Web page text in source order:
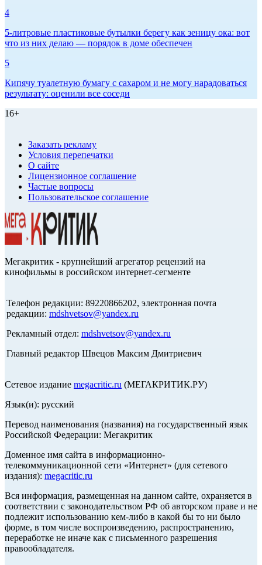
4
5-литровые пластиковые бутылки берегу как зеницу ока: вот
что из них делаю — порядок в доме обеспечен
5
Кипячу туалетную бумагу с сахаром и не могу нарадоваться
результату: оценили все соседи
16+
Заказать рекламу
Условия перепечатки
О сайте
Лицензионное соглашение
Частые вопросы
Пользовательское соглашение
Мегакритик - крупнейший агрегатор рецензий на
кинофильмы в российском интернет-сегменте
Телефон редакции: 89220866202, электронная почта
редакции: mdshvetsov@yandex.ru
Рекламный отдел: mdshvetsov@yandex.ru
Главный редактор Швецов Максим Дмитриевич
Сетевое издание megacritic.ru (МЕГАКРИТИК.РУ)
Язык(и): русский
Перевод наименования (названия) на государственный язык
Российской Федерации: Мегакритик
Доменное имя сайта в информационно-
телекоммуникационной сети «Интернет» (для сетевого
издания): megacritic.ru
Вся информация, размещенная на данном сайте, охраняется в
соответствии с законодательством РФ об авторском праве и не
подлежит использованию кем-либо в какой бы то ни было
форме, в том числе воспроизведению, распространению,
переработке не иначе как с письменного разрешения
правообладателя.